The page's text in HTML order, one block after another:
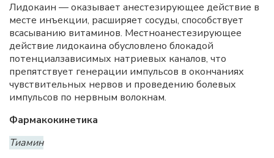
Лидокаин — оказывает анестезирующее действие в
месте инъекции, расширяет сосуды, способствует
всасыванию витаминов. Местноанестезирующее
действие лидокаина обусловлено блокадой
потенциалзависимых натриевых каналов, что
препятствует генерации импульсов в окончаниях
чувствительных нервов и проведению болевых
импульсов по нервным волокнам.
Фармакокинетика
Тиамин